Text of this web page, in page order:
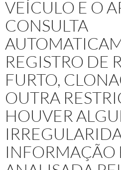
VEÍCULO E O
CONSULTA
REGISTRO DE
FURTO,
OUTRA
HOUVER
INFORMAÇÃO